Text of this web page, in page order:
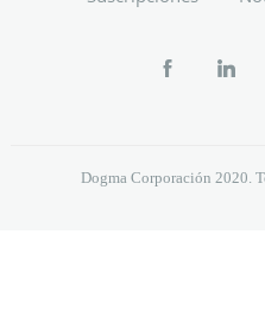
Dogma Corporación 2020.